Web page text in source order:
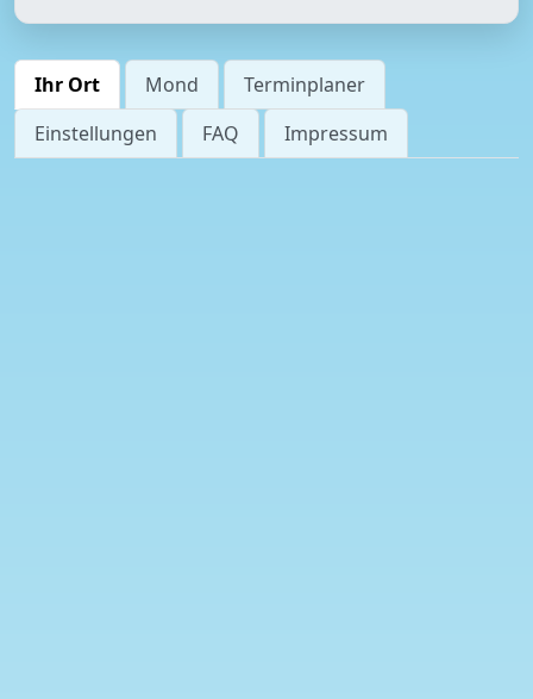
Ihr Ort Mond
Terminplaner
Einstellungen
FAQ Impressum